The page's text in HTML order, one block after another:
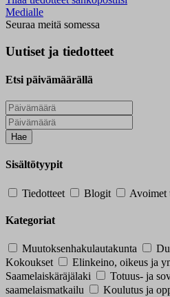
Medialle
Seuraa meitä somessa
Uutiset ja tiedotteet
Etsi päivämäärällä
Hae
Sisältötyypit
Tiedotteet Blogit Avoimet
Kategoriat
Muutoksenhakulautakunta
Kokoukset
Elinkeino, oikeus ja
Saamelaiskäräjälaki
Totuus- ja
saamelaismatkailu
Koulutus ja